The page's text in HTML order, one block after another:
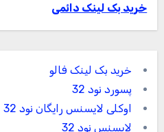
خرید بک لینک دائمی
خرید بک لینک فالو
پسورد نود 32
اوکلی لایسنس رایگان نود 32
لایسنس نود 32